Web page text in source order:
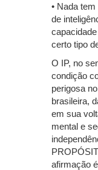
• Nada
de
certo tipo
O IP, no
condição
perigosa
brasileira,
em sua
mental e
afirmação